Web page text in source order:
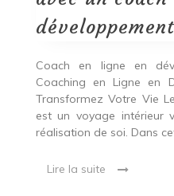
Coach en ligne en
Coaching en Ligne en
Transformez Votre Vie
est un voyage intérieur
réalisation de soi. Dans
Lire la suite